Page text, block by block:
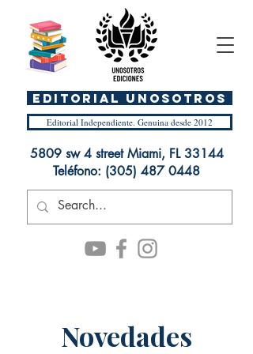
Editorial Independiente. Genuina desde 2012
5809 sw 4 street Miami, FL 33144
Teléfono: (305) 487 0448
EDITORIAL UnosOtros
Novedades